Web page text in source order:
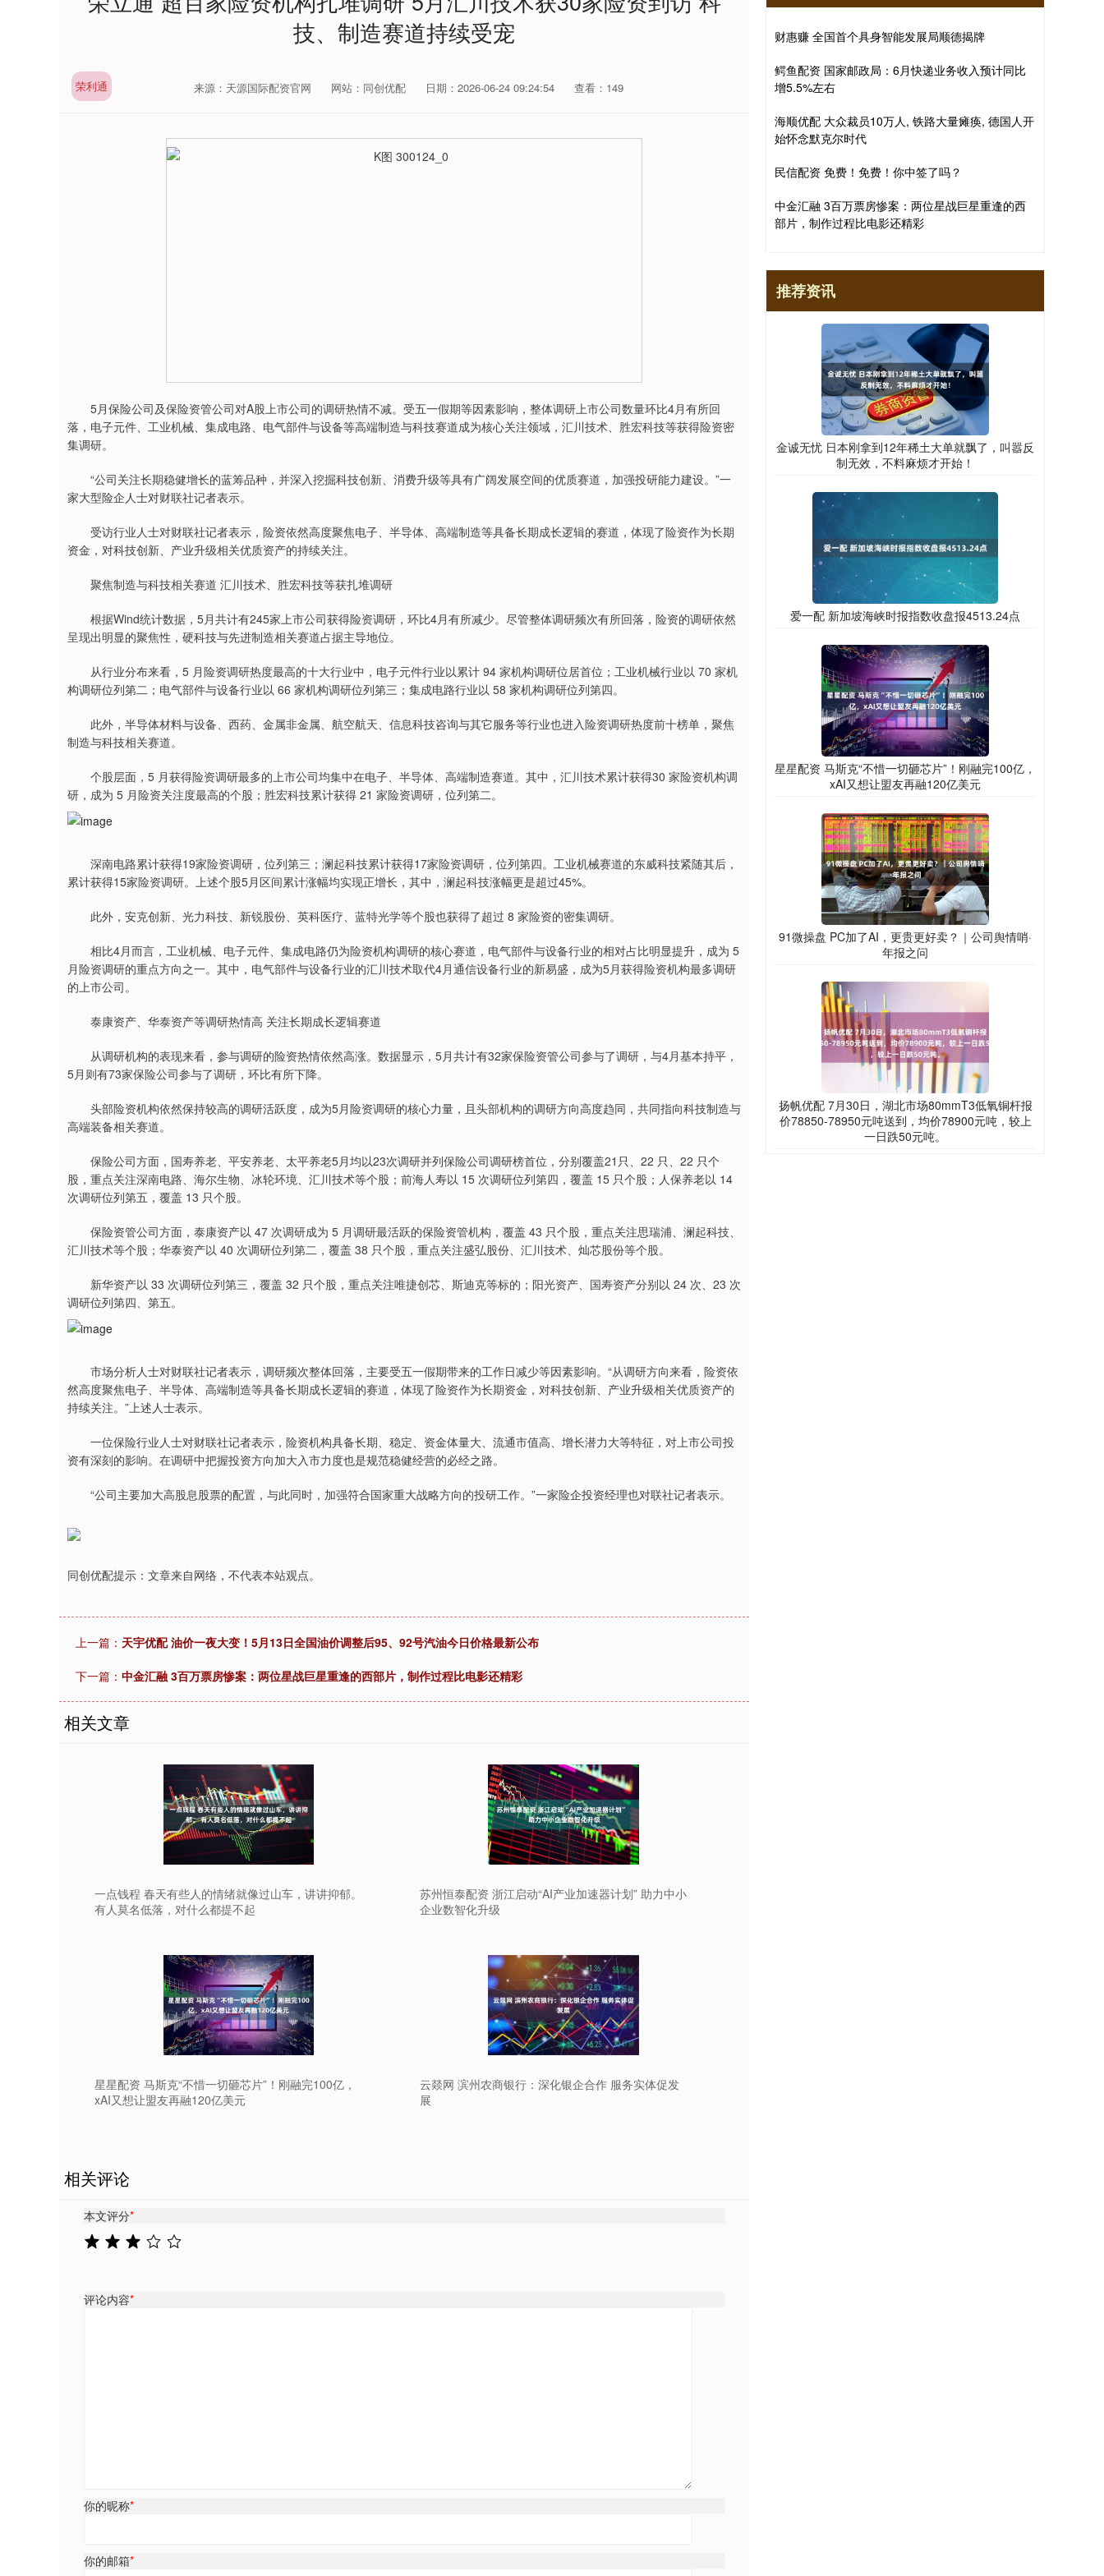
技、制造赛道持续受宠
荣利通 来源：天源国际配资官网 网站：同创优配 日期：2026-06-24 09:24:54 查看：149
5月保险公司及保险资管公司对A股上市公司的调研热情不减。受五一假期等因素影响，整体调研上市公司数量环比4月有所回
落，电子元件、工业机械、集成电路、电气部件与设备等高端制造与科技赛道成为核心关注领域，汇川技术、胜宏科技等获得险资密
集调研。
“公司关注长期稳健增长的蓝筹品种，并深入挖掘科技创新、消费升级等具有广阔发展空间的优质赛道，加强投研能力建设。”一
家大型险企人士对财联社记者表示。
受访行业人士对财联社记者表示，险资依然高度聚焦电子、半导体、高端制造等具备长期成长逻辑的赛道，体现了险资作为长期
资金，对科技创新、产业升级相关优质资产的持续关注。
聚焦制造与科技相关赛道 汇川技术、胜宏科技等获扎堆调研
根据Wind统计数据，5月共计有245家上市公司获得险资调研，环比4月有所减少。尽管整体调研频次有所回落，险资的调研依然
呈现出明显的聚焦性，硬科技与先进制造相关赛道占据主导地位。
从行业分布来看，5 月险资调研热度最高的十大行业中，电子元件行业以累计 94 家机构调研位居首位；工业机械行业以 70 家机
构调研位列第二；电气部件与设备行业以 66 家机构调研位列第三；集成电路行业以 58 家机构调研位列第四。
此外，半导体材料与设备、西药、金属非金属、航空航天、信息科技咨询与其它服务等行业也进入险资调研热度前十榜单，聚焦
制造与科技相关赛道。
个股层面，5 月获得险资调研最多的上市公司均集中在电子、半导体、高端制造赛道。其中，汇川技术累计获得30 家险资机构调
研，成为 5 月险资关注度最高的个股；胜宏科技累计获得 21 家险资调研，位列第二。
深南电路累计获得19家险资调研，位列第三；澜起科技累计获得17家险资调研，位列第四。工业机械赛道的东威科技紧随其后，
累计获得15家险资调研。上述个股5月区间累计涨幅均实现正增长，其中，澜起科技涨幅更是超过45%。
此外，安克创新、光力科技、新锐股份、英科医疗、蓝特光学等个股也获得了超过 8 家险资的密集调研。
相比4月而言，工业机械、电子元件、集成电路仍为险资机构调研的核心赛道，电气部件与设备行业的相对占比明显提升，成为 5
月险资调研的重点方向之一。其中，电气部件与设备行业的汇川技术取代4月通信设备行业的新易盛，成为5月获得险资机构最多调研
的上市公司。
泰康资产、华泰资产等调研热情高 关注长期成长逻辑赛道
从调研机构的表现来看，参与调研的险资热情依然高涨。数据显示，5月共计有32家保险资管公司参与了调研，与4月基本持平，
5月则有73家保险公司参与了调研，环比有所下降。
头部险资机构依然保持较高的调研活跃度，成为5月险资调研的核心力量，且头部机构的调研方向高度趋同，共同指向科技制造与
高端装备相关赛道。
保险公司方面，国寿养老、平安养老、太平养老5月均以23次调研并列保险公司调研榜首位，分别覆盖21只、22 只、22 只个
股，重点关注深南电路、海尔生物、冰轮环境、汇川技术等个股；前海人寿以 15 次调研位列第四，覆盖 15 只个股；人保养老以 14
次调研位列第五，覆盖 13 只个股。
保险资管公司方面，泰康资产以 47 次调研成为 5 月调研最活跃的保险资管机构，覆盖 43 只个股，重点关注思瑞浦、澜起科技、
汇川技术等个股；华泰资产以 40 次调研位列第二，覆盖 38 只个股，重点关注盛弘股份、汇川技术、灿芯股份等个股。
新华资产以 33 次调研位列第三，覆盖 32 只个股，重点关注唯捷创芯、斯迪克等标的；阳光资产、国寿资产分别以 24 次、23 次
调研位列第四、第五。
市场分析人士对财联社记者表示，调研频次整体回落，主要受五一假期带来的工作日减少等因素影响。“从调研方向来看，险资依
然高度聚焦电子、半导体、高端制造等具备长期成长逻辑的赛道，体现了险资作为长期资金，对科技创新、产业升级相关优质资产的
持续关注。”上述人士表示。
一位保险行业人士对财联社记者表示，险资机构具备长期、稳定、资金体量大、流通市值高、增长潜力大等特征，对上市公司投
资有深刻的影响。在调研中把握投资方向加大入市力度也是规范稳健经营的必经之路。
“公司主要加大高股息股票的配置，与此同时，加强符合国家重大战略方向的投研工作。”一家险企投资经理也对联社记者表示。
同创优配提示：文章来自网络，不代表本站观点。
上一篇： 天宇优配 油价一夜大变！5月13日全国油价调整后95、92号汽油今日价格最新公布
下一篇： 中金汇融 3百万票房惨案：两位星战巨星重逢的西部片，制作过程比电影还精彩
相关文章
一点钱程 春天有些人的情绪就像过山车，讲讲抑郁。
有人莫名低落，对什么都提不起
苏州恒泰配资 浙江启动“AI产业加速器计划” 助力中小
企业数智化升级
星星配资 马斯克“不惜一切砸芯片”！刚融完100亿，
xAI又想让盟友再融120亿美元
云燚网 滨州农商银行：深化银企合作 服务实体促发
展
相关评论
本文评分*
评论内容*
你的昵称*
你的邮箱*
财惠赚 全国首个具身智能发展局顺德揭牌
鳄鱼配资 国家邮政局：6月快递业务收入预计同比
增5.5%左右
海顺优配 大众裁员10万人, 铁路大量瘫痪, 德国人开
始怀念默克尔时代
民信配资 免费！免费！你中签了吗？
中金汇融 3百万票房惨案：两位星战巨星重逢的西
部片，制作过程比电影还精彩
推荐资讯
金诚无忧 日本刚拿到12年稀土大单就飘了，叫嚣反
制无效，不料麻烦才开始！
爱一配 新加坡海峡时报指数收盘报4513.24点
星星配资 马斯克“不惜一切砸芯片”！刚融完100亿，
xAI又想让盟友再融120亿美元
91微操盘 PC加了AI，更贵更好卖？｜公司舆情哨·
年报之问
扬帆优配 7月30日，湖北市场80mmT3低氧铜杆报
价78850-78950元吨送到，均价78900元吨，较上
一日跌50元吨。